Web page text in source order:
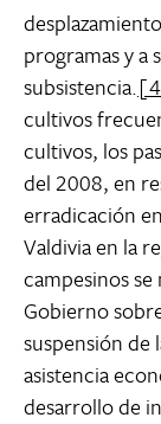
programas y a
subsistencia.
cultivos
cultivos, los
del 2008, en
erradicación
Valdivia en la
campesinos
Gobierno
suspensión de
asistencia
desarrollo de